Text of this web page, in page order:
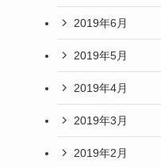
2019年6月
2019年5月
2019年4月
2019年3月
2019年2月